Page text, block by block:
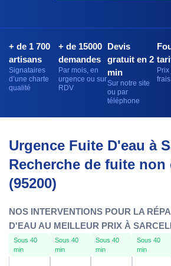
+ de 1 700
artisans
Signataires
d’une charte
qualité
+ de 15000
demandes
Par mois, en
urgence ou sur
RDV
Devis
gratuit en 2
min
Sur notre site
ou par
téléphone
Prix
Urgence Fuite D'eau à
Recherche de fuite
(95200)
NOS INTERVENTIONS POUR LA
D'EAU AU MEILLEUR PRIX À
Sous 40
min
Sous 40
min
Sous 40
min
Sous 40
min